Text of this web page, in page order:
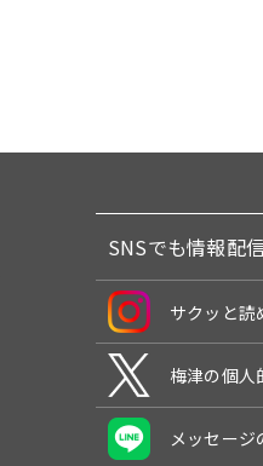
SNSでも情報配
サクッと読
梅津の個人
メッセー